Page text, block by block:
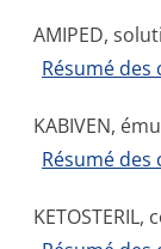
AMIPED,
Résumé
KABIVEN,
Résumé